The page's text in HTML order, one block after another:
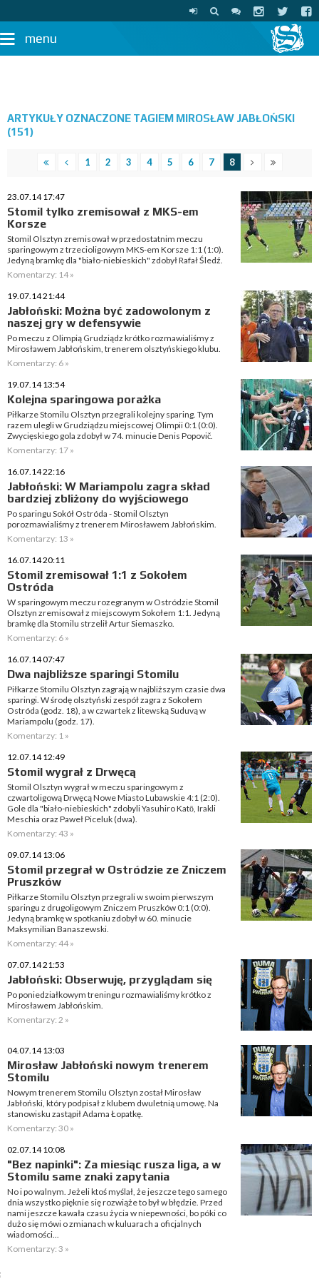
menu
ARTYKUŁY OZNACZONE TAGIEM MIROSŁAW JABŁOŃSKI
(151)
1 2 3 4 5 6 7 8
23.07.14 17:47
Stomil tylko zremisował z MKS-em
Korsze
Stomil Olsztyn zremisował w przedostatnim meczu
sparingowym z trzecioligowym MKS-em Korsze 1:1 (1:0).
Jedyną bramkę dla "biało-niebieskich" zdobył Rafał Śledź.
Komentarzy: 14 »
19.07.14 21:44
Jabłoński: Można być zadowolonym z
naszej gry w defensywie
Po meczu z Olimpią Grudziądz krótko rozmawialiśmy z
Mirosławem Jabłońskim, trenerem olsztyńskiego klubu.
Komentarzy: 6 »
19.07.14 13:54
Kolejna sparingowa porażka
Piłkarze Stomilu Olsztyn przegrali kolejny sparing. Tym
razem ulegli w Grudziądzu miejscowej Olimpii 0:1 (0:0).
Zwycięskiego gola zdobył w 74. minucie Denis Popovič.
Komentarzy: 17 »
16.07.14 22:16
Jabłoński: W Mariampolu zagra skład
bardziej zbliżony do wyjściowego
Po sparingu Sokół Ostróda - Stomil Olsztyn
porozmawialiśmy z trenerem Mirosławem Jabłońskim.
Komentarzy: 13 »
16.07.14 20:11
Stomil zremisował 1:1 z Sokołem
Ostróda
W sparingowym meczu rozegranym w Ostródzie Stomil
Olsztyn zremisował z miejscowym Sokołem 1:1. Jedyną
bramkę dla Stomilu strzelił Artur Siemaszko.
Komentarzy: 6 »
16.07.14 07:47
Dwa najbliższe sparingi Stomilu
Piłkarze Stomilu Olsztyn zagrają w najbliższym czasie dwa
sparingi. W środę olsztyński zespół zagra z Sokołem
Ostróda (godz. 18), a w czwartek z litewską Suduvą w
Mariampolu (godz. 17).
Komentarzy: 1 »
12.07.14 12:49
Stomil wygrał z Drwęcą
Stomil Olsztyn wygrał w meczu sparingowym z
czwartoligową Drwęcą Nowe Miasto Lubawskie 4:1 (2:0).
Gole dla "biało-niebieskich" zdobyli Yasuhiro Katō, Irakli
Meschia oraz Paweł Piceluk (dwa).
Komentarzy: 43 »
09.07.14 13:06
Stomil przegrał w Ostródzie ze Zniczem
Pruszków
Piłkarze Stomilu Olsztyn przegrali w swoim pierwszym
sparingu z drugoligowym Zniczem Pruszków 0:1 (0:0).
Jedyną bramkę w spotkaniu zdobył w 60. minucie
Maksymilian Banaszewski.
Komentarzy: 44 »
07.07.14 21:53
Jabłoński: Obserwuję, przyglądam się
Po poniedziałkowym treningu rozmawialiśmy krótko z
Mirosławem Jabłońskim.
Komentarzy: 2 »
04.07.14 13:03
Mirosław Jabłoński nowym trenerem
Stomilu
Nowym trenerem Stomilu Olsztyn został Mirosław
Jabłoński, który podpisał z klubem dwuletnią umowę. Na
stanowisku zastąpił Adama Łopatkę.
Komentarzy: 30 »
02.07.14 10:08
"Bez napinki": Za miesiąc rusza liga, a w
Stomilu same znaki zapytania
No i po walnym. Jeżeli ktoś myślał, że jeszcze tego samego
dnia wszystko pięknie się rozwiąże to był w błędzie. Przed
nami jeszcze kawała czasu życia w niepewności, bo póki co
dużo się mówi o zmianach w kuluarach a oficjalnych
wiadomości...
Komentarzy: 3 »